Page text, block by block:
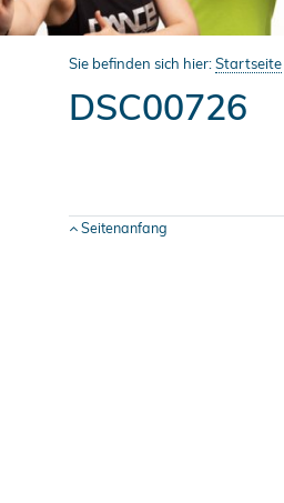
Sie befinden sich hier:Startseite
DSC00726
Seitenanfang